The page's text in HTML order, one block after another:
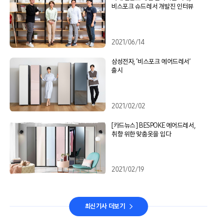
비스포크 슈드레서 개발진 인터뷰
2021/06/14
삼성전자, ‘비스포크 에어드레서’
출시
2021/02/02
[카드뉴스] BESPOKE 에어드레서,
취향 위한 맞춤옷을 입다
2021/02/19
최신기사 더보기